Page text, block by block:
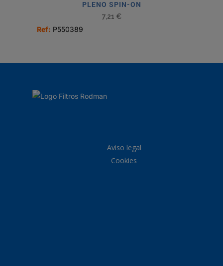
PLENO SPIN-ON
7,21 €
Ref: P550389
Aviso legal
Cookies